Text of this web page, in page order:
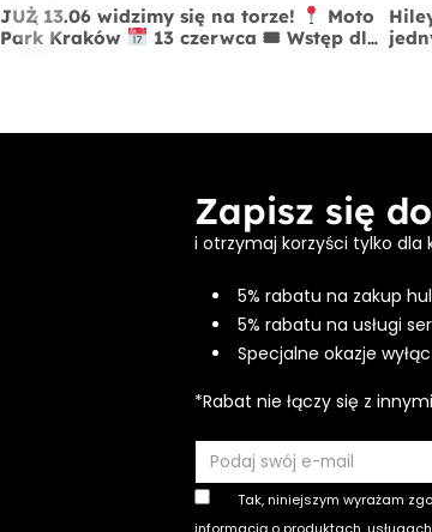
‹
JUŻ 13.06 widzimy się na torze!
Moto
Park Kraków
13 czerwca 🎟 Wstęp dla
Zapisz się
i otrzymaj korzyści tylko dla
5% rabatu na zakup
5% rabatu na usługi
Specjalne okazje
*Rabat nie łączy się z
Tak, niniejszym wyrażam
informacją o produktach,